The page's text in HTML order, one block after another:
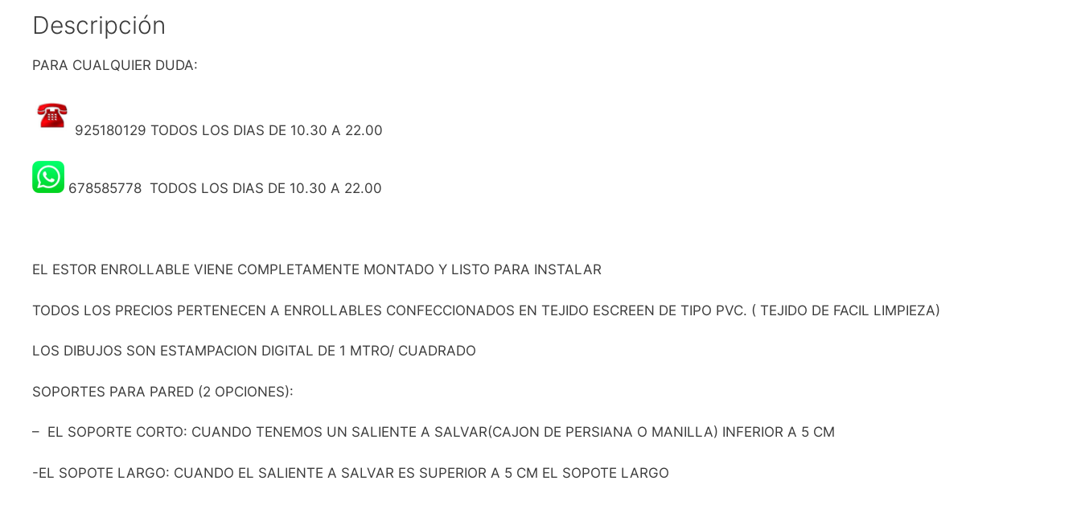
Descripción
PARA CUALQUIER DUDA:
925180129 TODOS LOS DIAS DE 10.30 A 22.00
678585778 TODOS LOS DIAS DE 10.30 A 22.00
EL ESTOR ENROLLABLE VIENE COMPLETAMENTE MONTADO Y LISTO PARA INSTALAR
TODOS LOS PRECIOS PERTENECEN A ENROLLABLES CONFECCIONADOS EN TEJIDO ESCREEN DE TIPO PVC. ( TEJIDO DE FACIL LIMPIEZA)
LOS DIBUJOS SON ESTAMPACION DIGITAL DE 1 MTRO/ CUADRADO
SOPORTES PARA PARED (2 OPCIONES):
– EL SOPORTE CORTO: CUANDO TENEMOS UN SALIENTE A SALVAR(CAJON DE PERSIANA O MANILLA) INFERIOR A 5 CM
-EL SOPOTE LARGO: CUANDO EL SALIENTE A SALVAR ES SUPERIOR A 5 CM EL SOPOTE LARGO